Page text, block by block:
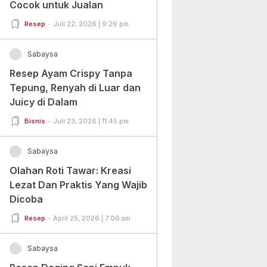
Cocok untuk Jualan
Resep Juli 22, 2026 | 9:29 pm
Sabaysa
Resep Ayam Crispy Tanpa
Tepung, Renyah di Luar dan
Juicy di Dalam
Bisnis Juli 23, 2026 | 11:45 pm
Sabaysa
Olahan Roti Tawar: Kreasi
Lezat Dan Praktis Yang Wajib
Dicoba
Resep April 25, 2026 | 7:06 am
Sabaysa